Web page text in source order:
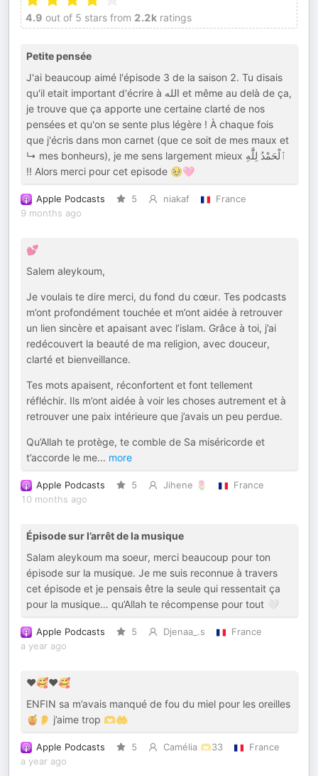
4.9 out of 5 stars from 2.2k ratings
Petite pensée
J'ai beaucoup aimé l'épisode 3 de la saison 2. Tu disais
qu'il etait important d'écrire à ‎الله‎ et même au delà de ça,
je trouve que ça apporte une certaine clarté de nos
pensées et qu'on se sente plus légère ! À chaque fois
que j'écris dans mon carnet (que ce soit de mes maux et
↳ mes bonheurs), je me sens largement mieux ٱلْحَمْدُ لِلَّٰهِ
!! Alors merci pour cet episode 🥹🩷
Apple Podcasts 5 niakaf
France
9 months ago
💕
Salem aleykoum,
Je voulais te dire merci, du fond du cœur. Tes podcasts
m’ont profondément touchée et m’ont aidée à retrouver
un lien sincère et apaisant avec l’islam. Grâce à toi, j’ai
redécouvert la beauté de ma religion, avec douceur,
clarté et bienveillance.
Tes mots apaisent, réconfortent et font tellement
réfléchir. Ils m’ont aidée à voir les choses autrement et à
retrouver une paix intérieure que j’avais un peu perdue.
Qu’Allah te protège, te comble de Sa miséricorde et
t’accorde le me... more
Apple Podcasts 5 Jihene 🌷
France
10 months ago
Épisode sur l’arrêt de la musique
Salam aleykoum ma soeur, merci beaucoup pour ton
épisode sur la musique. Je me suis reconnue à travers
cet épisode et je pensais être la seule qui ressentait ça
pour la musique… qu’Allah te récompense pour tout 🤍
Apple Podcasts 5 Djenaa_.s
France
a year ago
❤️🥰❤️🥰
ENFIN sa m’avais manqué de fou du miel pour les oreilles
🍯👂 j’aime trop 🫶🤲
Apple Podcasts 5 Camélia 🫶33
France
a year ago